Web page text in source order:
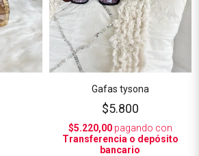
Gafas tysona
$5.800
$5.220,00pagando con
Transferencia o depósito
bancario